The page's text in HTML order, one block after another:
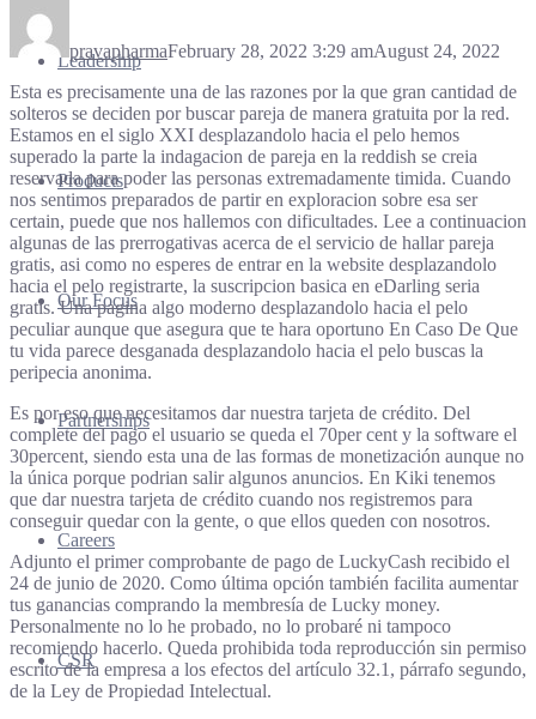
Leadership
Products
Our Focus
Partnerships
Careers
CSR
pravapharmaFebruary 28, 2022 3:29 amAugust 24, 2022
Esta es precisamente una de las razones por la que gran cantidad de
solteros se deciden por buscar pareja de manera gratuita por la red.
Estamos en el siglo XXI desplazandolo hacia el pelo hemos
superado la parte la indagacion de pareja en la reddish se creia
reservada para poder las personas extremadamente timida. Cuando
nos sentimos preparados de partir en exploracion sobre esa ser
certain, puede que nos hallemos con dificultades. Lee a continuacion
algunas de las prerrogativas acerca de el servicio de hallar pareja
gratis, asi­ como no esperes de entrar en la website desplazandolo
hacia el pelo registrarte, la suscripcion basica en eDarling seri­a
gratis. Una pagina algo moderno desplazandolo hacia el pelo
peculiar aunque que asegura que te hara oportuno En Caso De Que
tu vida parece desganada desplazandolo hacia el pelo buscas la
peripecia anonima.
Es por eso que necesitamos dar nuestra tarjeta de crédito. Del
complete del pago el usuario se queda el 70per cent y la software el
30percent, siendo esta una de las formas de monetización aunque no
la única porque podrian salir algunos anuncios. En Kiki tenemos
que dar nuestra tarjeta de crédito cuando nos registremos para
conseguir quedar con la gente, o que ellos queden con nosotros.
Adjunto el primer comprobante de pago de LuckyCash recibido el
24 de junio de 2020. Como última opción también facilita aumentar
tus ganancias comprando la membresía de Lucky money.
Personalmente no lo he probado, no lo probaré ni tampoco
recomiendo hacerlo. Queda prohibida toda reproducción sin permiso
escrito de la empresa a los efectos del artículo 32.1, párrafo segundo,
de la Ley de Propiedad Intelectual.